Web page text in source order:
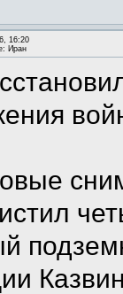
16:20
Иран